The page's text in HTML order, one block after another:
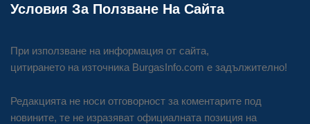
Условия За Ползване На Сайта
При използване на информация от сайта,
цитирането на източника BurgasInfo.com е задължително!
Редакцията не носи отговорност за коментарите под
новините, те не изразяват официалната позиция на